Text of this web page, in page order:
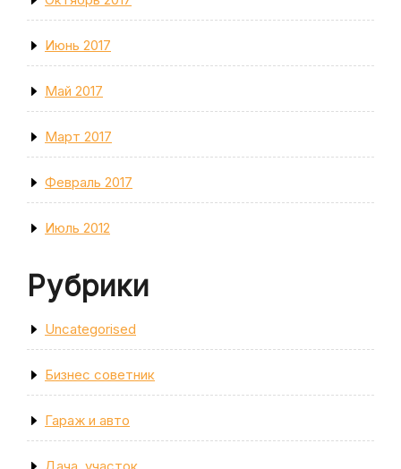
Июнь 2017
Май 2017
Март 2017
Февраль 2017
Июль 2012
Рубрики
Uncategorised
Бизнес советник
Гараж и авто